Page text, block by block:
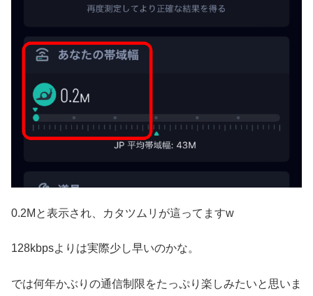
0.2Mと表示され、カタツムリが這ってますw
128kbpsよりは実際少し早いのかな。
では何年かぶりの通信制限をたっぷり楽しみたいと思いま